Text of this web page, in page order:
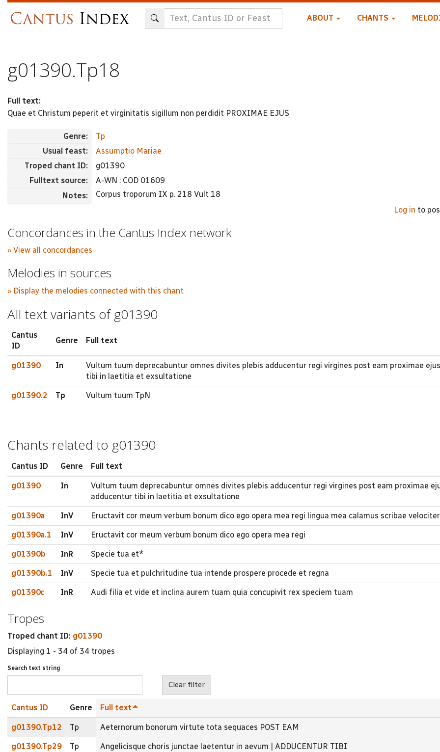
ABOUT CHANTS
g01390.Tp18
Full text:
Quae et Christum peperit et virginitatis sigillum non perdidit PROXIMAE EJUS
Genre:
Tp
Usual feast:
Assumptio Mariae
Troped chant ID:
g01390
Fulltext source:
A-WN : COD 01609
Notes:
Corpus troporum IX p. 218 Vult 18
Log in to
Concordances in the Cantus Index network
» View all concordances
Melodies in sources
» Display the melodies connected with this chant
All text variants of g01390
Cantus
ID
Genre Full text
g01390 In
Vultum tuum deprecabuntur omnes divites plebis adducentur regi virgines post eam proximae
tibi in laetitia et exsultatione
g01390.2 Tp Vultum tuum TpN
Chants related to g01390
Cantus ID Genre Full text
g01390 In
Vultum tuum deprecabuntur omnes divites plebis adducentur regi virgines post eam proximae
adducentur tibi in laetitia et exsultatione
g01390a InV Eructavit cor meum verbum bonum dico ego opera mea regi lingua mea calamus scribae
g01390a.1 InV Eructavit cor meum verbum bonum dico ego opera mea regi
g01390b InR Specie tua et*
g01390b.1 InV Specie tua et pulchritudine tua intende prospere procede et regna
g01390c InR Audi filia et vide et inclina aurem tuam quia concupivit rex speciem tuam
Tropes
Troped chant ID: g01390
Displaying 1 - 34 of 34 tropes
Search text string
Cantus ID Genre Full text
g01390.Tp12 Tp Aeternorum bonorum virtute tota sequaces POST EAM
g01390.Tp29 Tp Angelicisque choris junctae laetentur in aevum | ADDUCENTUR TIBI